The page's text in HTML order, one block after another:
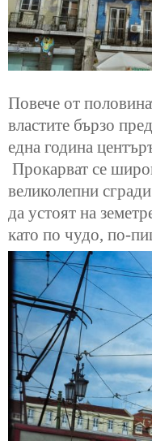
Повече от
властите бързо
една година
Прокарват се
великолепни
да устоят на
като по чудо, по-